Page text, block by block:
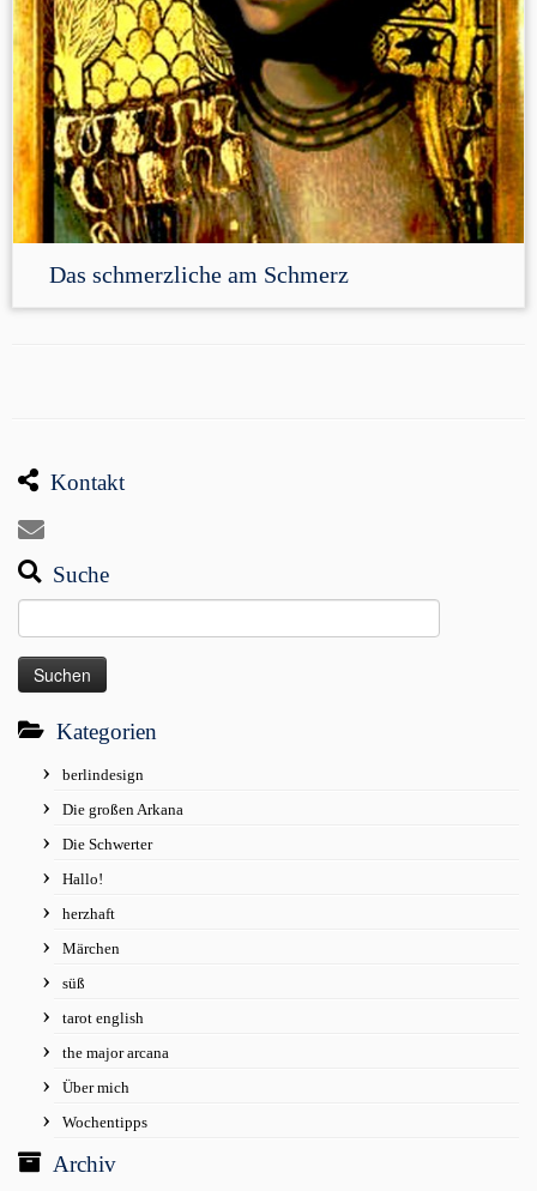
Das schmerzliche am Schmerz
Kontakt
Suche
nach:
Kategorien
berlindesign
Die großen Arkana
Die Schwerter
Hallo!
herzhaft
Märchen
süß
tarot english
the major arcana
Über mich
Wochentipps
Archiv